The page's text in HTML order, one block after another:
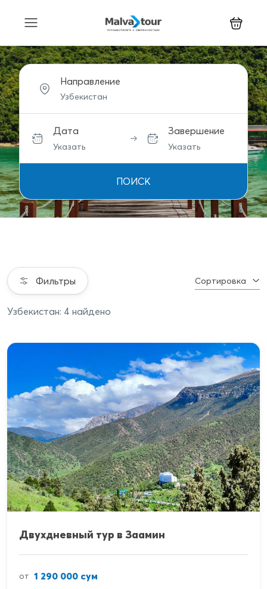
Направление
Дата
Указать
Завершение
Указать
ПОИСК
Фильтры Сортировка
Узбекистан: 4 найдено
Двухдневный тур в Заамин
от 1 290 000 сум